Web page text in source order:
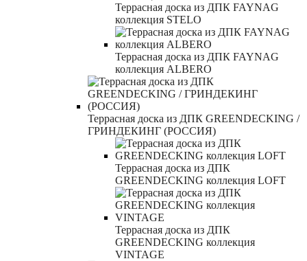
Террасная доска из ДПК FAYNAG
коллекция STELO
Террасная доска из ДПК FAYNAG
коллекция ALBERO
Террасная доска из ДПК GREENDECKING /
ГРИНДЕКИНГ (РОССИЯ)
Террасная доска из ДПК
GREENDECKING коллекция LOFT
Террасная доска из ДПК
GREENDECKING коллекция
VINTAGE